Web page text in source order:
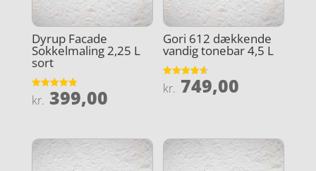
Dyrup Facade
Sokkelmaling 2,25 L
sort
Vurderet
4.9
kr. 399,00
Gori 612 dækkende
vandig tonebar 4,5 L
Vurderet
4.6
kr. 749,00